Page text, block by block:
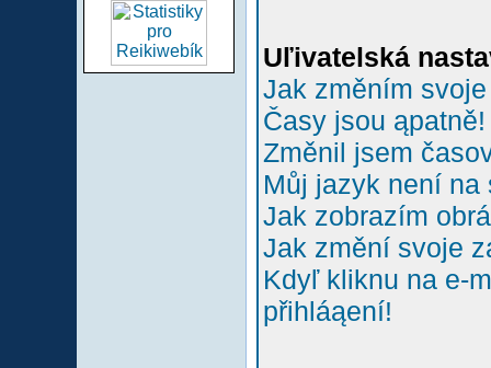
Uľivatelská
Jak změním
Časy jsou ąpatně!
Změnil jsem
Můj jazyk není na
Jak zobrazím
Jak změní svoje
Kdyľ kliknu na e-
přihláąení!